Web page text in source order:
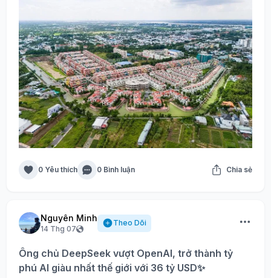
0 Yêu thích 0 Bình luận Chia sẻ
Nguyên Minh
14 Thg 07
Theo Dõi
Ông chủ DeepSeek vượt OpenAI, trở thành tỷ
phú AI giàu nhất thế giới với 36 tỷ USD✨